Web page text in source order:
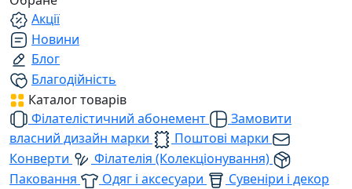
Акції
Новини
Блог
Благодійність
Каталог товарів
Філателістичний абонемент
Замовити
власний дизайн марки
Поштові марки
Конверти
Філателія (Колекціонування)
Паковання
Одяг і аксесуари
Сувеніри і декор